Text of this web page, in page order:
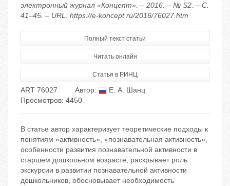
электронный журнал «Концепт». – 2016. – № S2. – С.
41–45. – URL: https://e-koncept.ru/2016/76027.htm
Полный текст статьи
Читать онлайн
Статья в РИНЦ
ART 76027 Автор:
Е. А. Шанц
Просмотров: 4450
В статье автор характеризует теоретические подходы к
понятиям «активность», «познавательная активность»,
особенности развития познавательной активности в
старшем дошкольном возрасте; раскрывает роль
экскурсии в развитии познавательной активности
дошкольников, обосновывает необходимость